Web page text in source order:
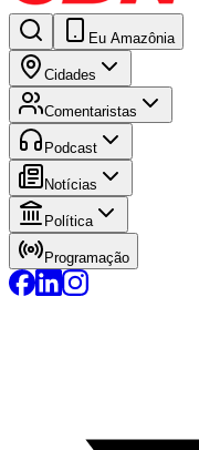
Eu Amazônia
Cidades
Comentaristas
Podcast
Notícias
Política
Programação